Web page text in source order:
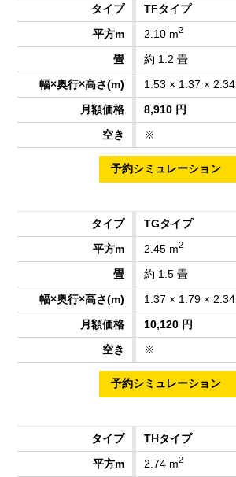
TFタイプ
2.10 m2
約 1.2 畳
1.53 × 1.37 × 2.34
8,910 円
※
TGタイプ
2.45 m2
約 1.5 畳
1.37 × 1.79 × 2.34
10,120 円
※
THタイプ
2.74 m2